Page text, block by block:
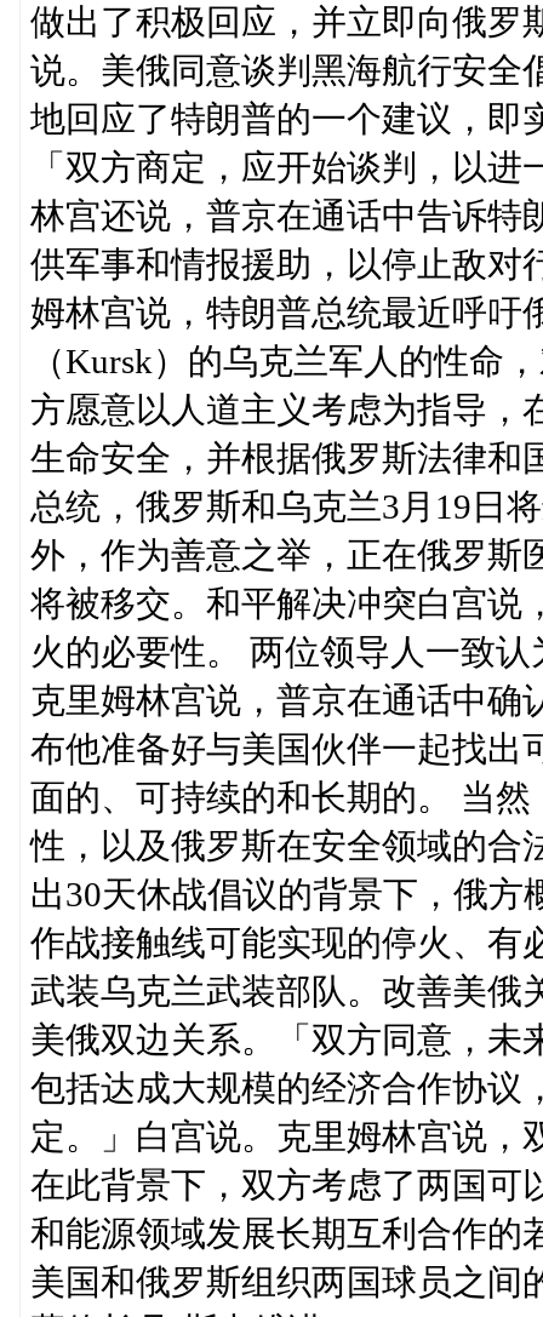
做出了积极回应，并立即向俄罗
说。美俄同意谈判黑海航行安全
地回应了特朗普的一个建议，即
「双方商定，应开始谈判，以
林宫还说，普京在通话中告诉特
供军事和情报援助，以停止敌对
姆林宫说，特朗普总统最近呼吁
（Kursk）的乌克兰军人的性命
方愿意以人道主义考虑为指导，
生命安全，并根据俄罗斯法律和
总统，俄罗斯和乌克兰3月19日
外，作为善意之举，正在俄罗斯
将被移交。和平解决冲突白宫说
火的必要性。 两位领导人一致
克里姆林宫说，普京在通话中确
布他准备好与美国伙伴一起找出
面的、可持续的和长期的。 当
性，以及俄罗斯在安全领域的合
出30天休战倡议的背景下，俄
作战接触线可能实现的停火、有
武装乌克兰武装部队。改善美俄
美俄双边关系。「双方同意，未
包括达成大规模的经济合作协议
定。」白宫说。克里姆林宫说，
在此背景下，双方考虑了两国可
和能源领域发展长期互利合作的
美国和俄罗斯组织两国球员之间